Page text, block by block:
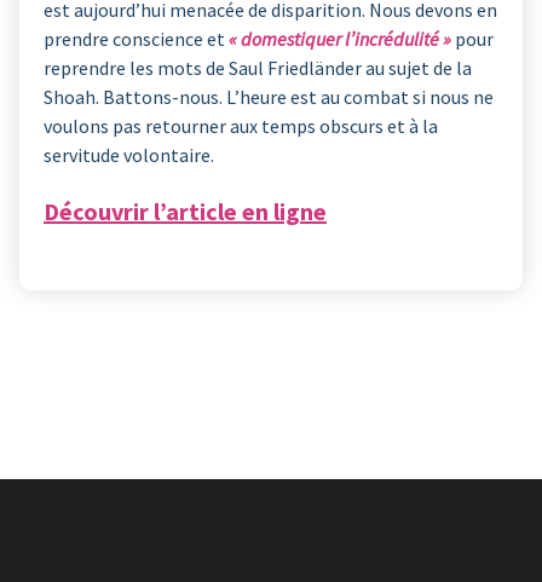
est aujourd’hui menacée de disparition. Nous devons en
prendre conscience et« domestiquer l’incrédulité » pour
reprendre les mots de Saul Friedländer au sujet de la
Shoah. Battons-nous. L’heure est au combat si nous ne
voulons pas retourner aux temps obscurs et à la
servitude volontaire.
Découvrir l’article en ligne